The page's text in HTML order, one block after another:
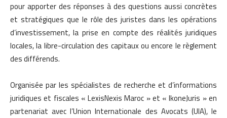
pour apporter des réponses à des questions aussi concrètes
et stratégiques que le rôle des juristes dans les opérations
d’investissement, la prise en compte des réalités juridiques
locales, la libre-circulation des capitaux ou encore le règlement
des différends.
Organisée par les spécialistes de recherche et d’informations
juridiques et fiscales « LexisNexis Maroc » et « IkoneJuris » en
partenariat avec l’Union Internationale des Avocats (UIA), le